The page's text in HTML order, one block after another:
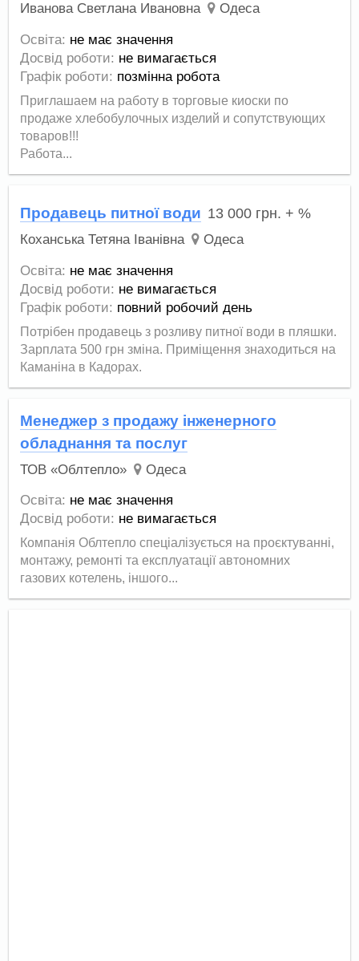
Иванова Светлана Ивановна Одеса
Освіта: не має значення
Досвід роботи: не вимагається
Графік роботи: позмінна робота
Приглашаем на работу в торговые киоски по
продаже хлебобулочных изделий и сопутствующих
товаров!!!
Работа...
Продавець питної води 13 000 грн. + %
Коханська Тетяна Іванівна Одеса
Освіта: не має значення
Досвід роботи: не вимагається
Графік роботи: повний робочий день
Потрібен продавець з розливу питної води в пляшки.
Зарплата 500 грн зміна. Приміщення знаходиться на
Каманіна в Кадорах.
Менеджер з продажу інженерного
обладнання та послуг
ТОВ «Облтепло» Одеса
Освіта: не має значення
Досвід роботи: не вимагається
Компанія Облтепло спеціалізується на проєктуванні,
монтажу, ремонті та експлуатації автономних
газових котелень, іншого...